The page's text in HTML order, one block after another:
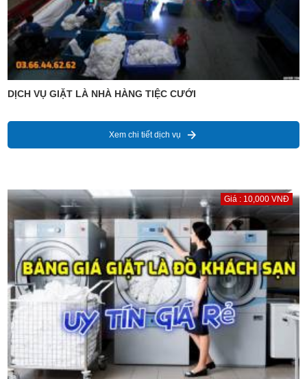
DỊCH VỤ GIẶT LÀ NHÀ HÀNG TIỆC CƯỚI
Xem chi tiết dịch vụ
Giá : 10,000 VNĐ